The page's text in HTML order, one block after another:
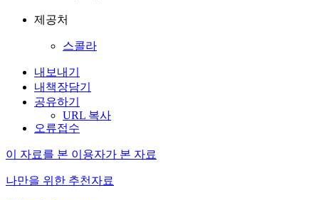
제공처
스콜라
내보내기
내책장담기
공유하기
URL 복사
오류접수
이 자료를 본 이용자가 본 자료
나만을 위한 추천자료